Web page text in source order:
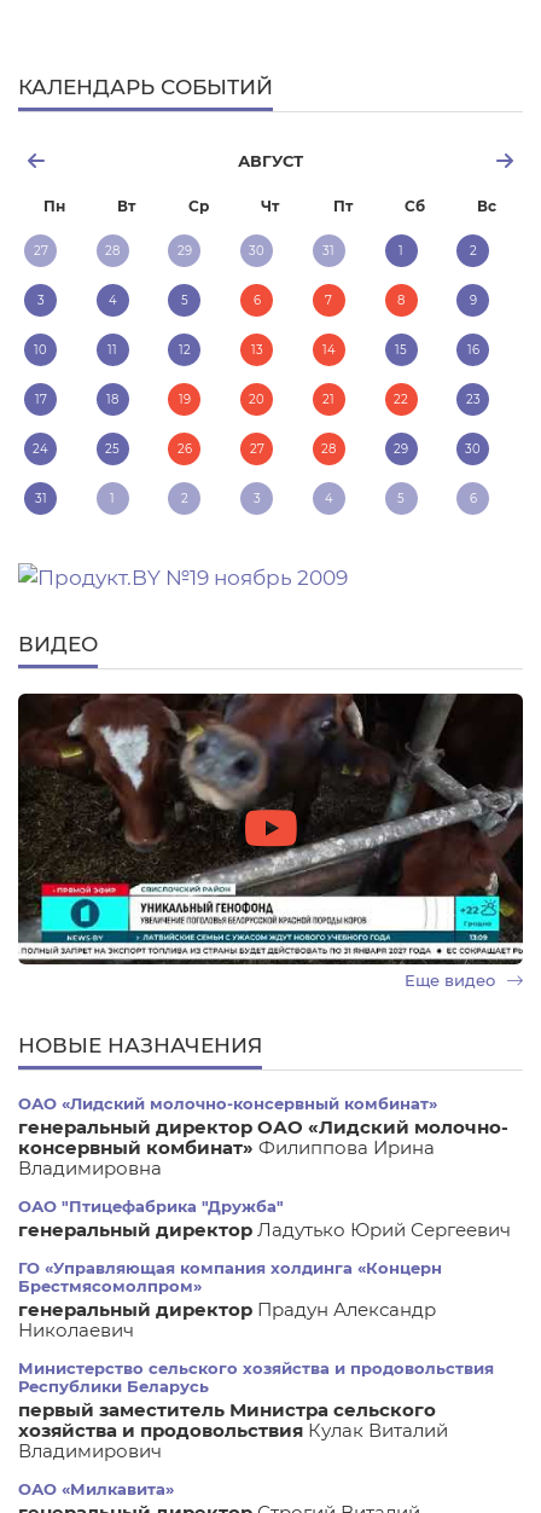
КАЛЕНДАРЬ СОБЫТИЙ
АВГУСТ
Пн Вт Ср Чт Пт Сб Вс
27 28 29 30 31 1 2
3 4 5 6 7 8 9
10 11 12 13 14 15 16
17 18 19 20 21 22 23
24 25 26 27 28 29 30
31 1 2 3 4 5 6
ВИДЕО
Еще видео
НОВЫЕ НАЗНАЧЕНИЯ
ОАО «Лидский молочно-консервный комбинат»
генеральный директор ОАО «Лидский молочно-
консервный комбинат» Филиппова Ирина
Владимировна
ОАО "Птицефабрика "Дружба"
генеральный директор Ладутько Юрий Сергеевич
ГО «Управляющая компания холдинга «Концерн
Брестмясомолпром»
генеральный директор Прадун Александр
Николаевич
Министерство сельского хозяйства и продовольствия
Республики Беларусь
первый заместитель Министра сельского
хозяйства и продовольствия Кулак Виталий
Владимирович
ОАО «Милкавита»